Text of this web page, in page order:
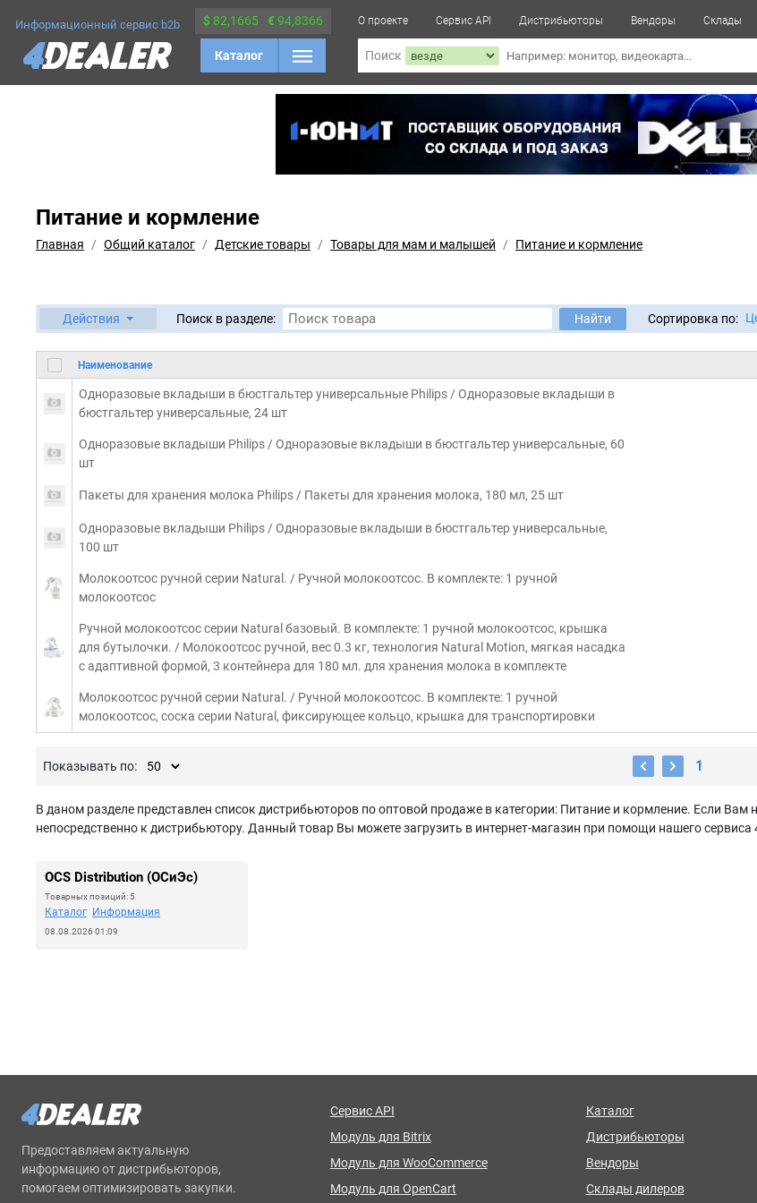
Информационный сервис b2b $ 82,1665 €94,8366
Каталог
О проекте Сервис API Дистрибьюторы Вендоры Склады
Поиск
Питание и кормление
Главная Общий каталог Детские товары Товары для мам и малышей Питание и кормление
Действия Поиск в разделе: Найти Сортировка по:
Наименование
Одноразовые вкладыши в бюстгальтер универсальные Philips / Одноразовые вкладыши в
бюстгальтер универсальные, 24 шт
Одноразовые вкладыши Philips / Одноразовые вкладыши в бюстгальтер универсальные, 60
шт
Пакеты для хранения молока Philips / Пакеты для хранения молока, 180 мл, 25 шт
Одноразовые вкладыши Philips / Одноразовые вкладыши в бюстгальтер универсальные,
100 шт
Молокоотсос ручной серии Natural. / Ручной молокоотсос. В комплекте: 1 ручной
молокоотсос
Ручной молокоотсос серии Natural базовый. В комплекте: 1 ручной молокоотсос, крышка
для бутылочки. / Молокоотсос ручной, вес 0.3 кг, технология Natural Motion, мягкая насадка
с адаптивной формой, 3 контейнера для 180 мл. для хранения молока в комплекте
Молокоотсос ручной серии Natural. / Ручной молокоотсос. В комплекте: 1 ручной
молокоотсос, соска серии Natural, фиксирующее кольцо, крышка для транспортировки
Показывать по: 1
В даном разделе представлен список дистрибьюторов по оптовой продаже в категории: Питание и кормление. Если
непосредственно к дистрибьютору. Данный товар Вы можете загрузить в интернет-магазин при помощи нашего сервиса
OCS Distribution (ОСиЭс)
Товарных позиций: 5
Каталог Информация
08.08.2026 01:09
Предоставляем актуальную
информацию от дистрибьюторов,
помогаем оптимизировать закупки.
Сервис API
Модуль для Bitrix
Модуль для WooCommerce
Модуль для OpenCart
Каталог
Дистрибьюторы
Вендоры
Склады дилеров